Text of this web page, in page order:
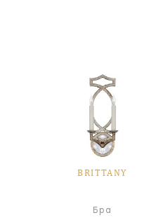
BRITTANY
Бра